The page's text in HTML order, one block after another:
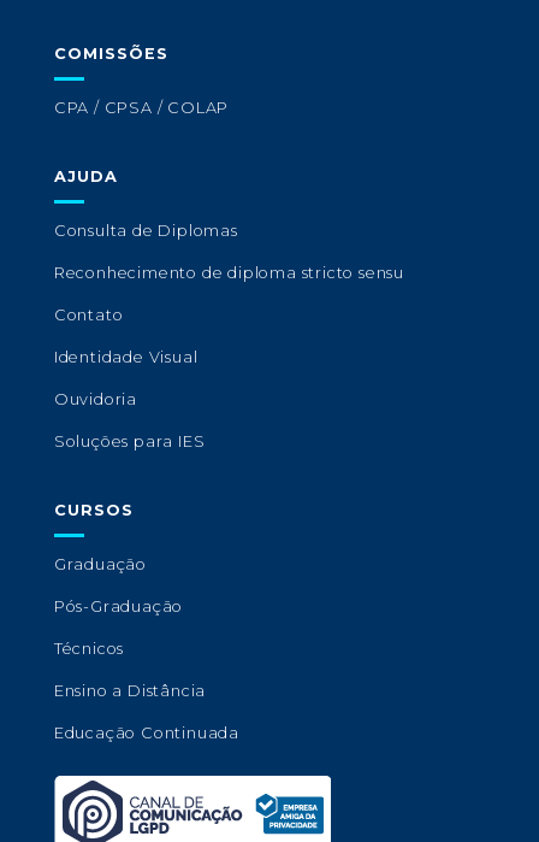
COMISSÕES
CPA / CPSA / COLAP
AJUDA
Consulta de Diplomas
Reconhecimento de diploma stricto sensu
Contato
Identidade Visual
Ouvidoria
Soluções para IES
CURSOS
Graduação
Pós-Graduação
Técnicos
Ensino a Distância
Educação Continuada